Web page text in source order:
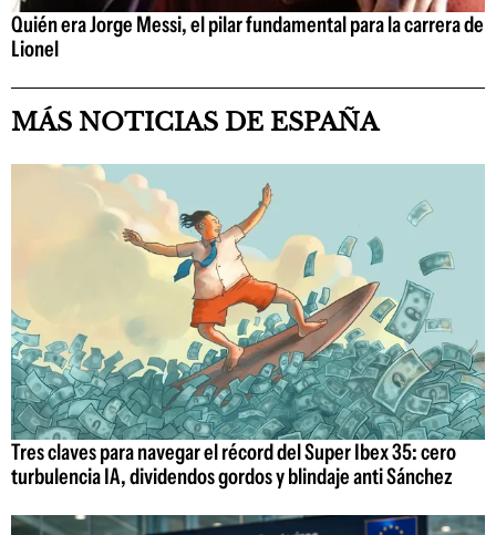
Quién era Jorge Messi, el pilar fundamental para la carrera de
Lionel
MÁS NOTICIAS DE ESPAÑA
Tres claves para navegar el récord del Super Ibex 35: cero
turbulencia IA, dividendos gordos y blindaje anti Sánchez